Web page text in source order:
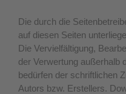
Die durch die
auf diesen Seiten
Die Vervielfältigung,
der Verwertung außerhalb
bedürfen der schriftlichen
Autors bzw. Erstellers.